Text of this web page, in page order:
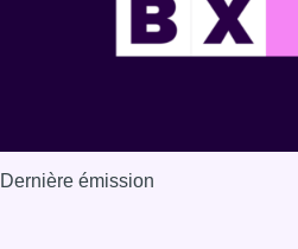
Dernière émission